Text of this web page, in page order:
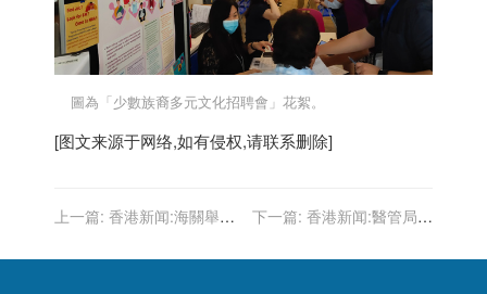
圖為「少數族裔多元文化招聘會」花絮。
[图文来源于网络,如有侵权,请联系删除]
上一篇: 香港新闻:海關舉行
營」結業會操
下一篇: 香港新闻:醫管局：
況嚴重